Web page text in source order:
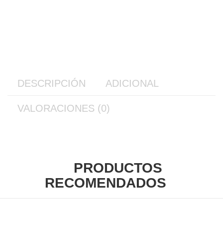
DESCRIPCIÓN ADICIONAL
VALORACIONES (0)
PRODUCTOS
RECOMENDADOS